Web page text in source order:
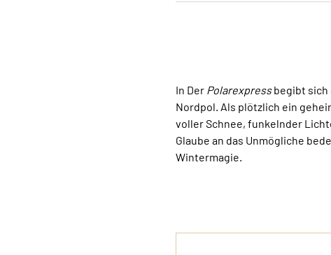
In Der Polarexpress begibt sich
Nordpol. Als plötzlich ein
voller Schnee, funkelnder
Glaube an das Unmögliche
Wintermagie.